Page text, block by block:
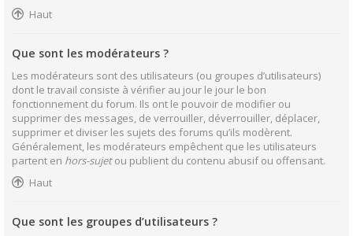
Haut
Que sont les modérateurs ?
Les modérateurs sont des utilisateurs (ou groupes d’utilisateurs)
dont le travail consiste à vérifier au jour le jour le bon
fonctionnement du forum. Ils ont le pouvoir de modifier ou
supprimer des messages, de verrouiller, déverrouiller, déplacer,
supprimer et diviser les sujets des forums qu’ils modèrent.
Généralement, les modérateurs empêchent que les utilisateurs
partent en hors-sujetou publient du contenu abusif ou offensant.
Haut
Que sont les groupes d’utilisateurs ?